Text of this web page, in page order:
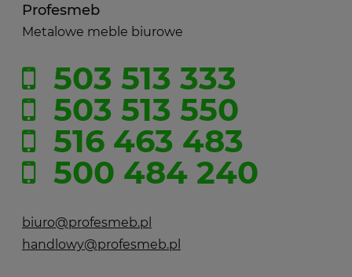
Profesmeb
Metalowe meble biurowe
503 513 333
503 513 550
516 463 483
500 484 240
biuro@profesmeb.pl
handlowy@profesmeb.pl